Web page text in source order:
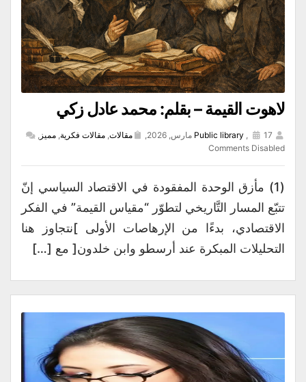
لاهوت القيمة – بقلم: محمد عادل زكي
Public library , 17 مارس, 2026, مقالات, مقالات فكرية, مميز ,
Comments Disabled
(1) مأزق الوحدة المفقودة في الاقتصاد السياسي إنّ
تتبّع المسار التَّاريخي لتطوّر “مقياس القيمة” في الفكر
الاقتصادي، بدءًا من الإرهاصات الأولى ]نتجاوز هنا
التحليلات المبكرة عند أرسطو وابن خلدون[ مع […]